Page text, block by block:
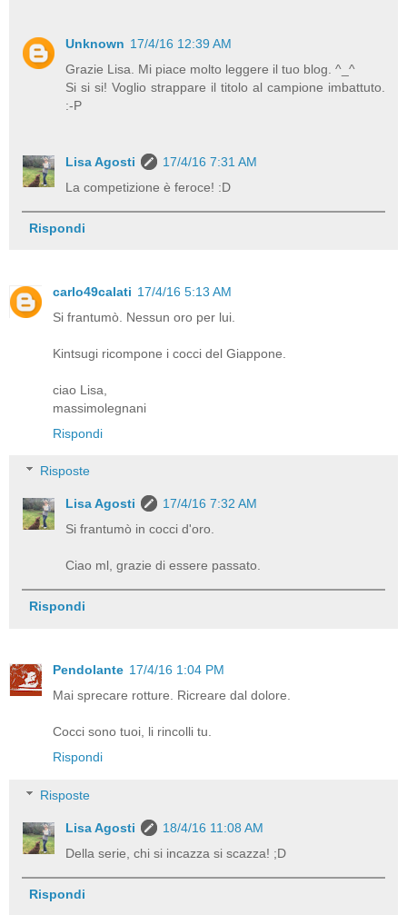
Unknown 17/4/16 12:39 AM
Grazie Lisa. Mi piace molto leggere il tuo blog. ^_^
Si si si! Voglio strappare il titolo al campione imbattuto.
:-P
Lisa Agosti
17/4/16 7:31 AM
La competizione è feroce! :D
Rispondi
carlo49calati 17/4/16 5:13 AM
Si frantumò. Nessun oro per lui.
Kintsugi ricompone i cocci del Giappone.
ciao Lisa,
massimolegnani
Rispondi
Risposte
Lisa Agosti
17/4/16 7:32 AM
Si frantumò in cocci d'oro.
Ciao ml, grazie di essere passato.
Rispondi
Pendolante 17/4/16 1:04 PM
Mai sprecare rotture. Ricreare dal dolore.
Cocci sono tuoi, li rincolli tu.
Rispondi
Risposte
Lisa Agosti
18/4/16 11:08 AM
Della serie, chi si incazza si scazza! ;D
Rispondi